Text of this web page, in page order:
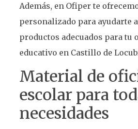
Además, en Ofiper te
personalizado para ayudarte
productos adecuados para tu
educativo en Castillo de
Material de
escolar para
necesidades